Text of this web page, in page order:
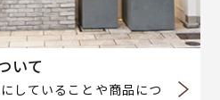
いて
していることや商品につ